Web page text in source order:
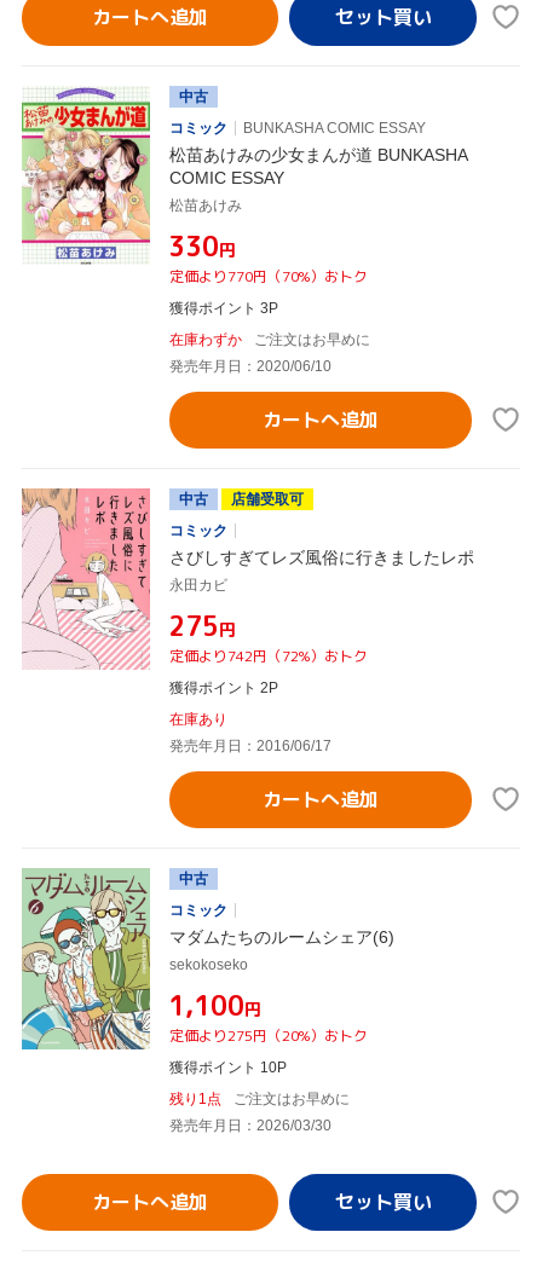
カートへ追加
中古
コミック
BUNKASHA COMIC ESSAY
松苗あけみの少女まんが道 BUNKASHA
COMIC ESSAY
松苗あけみ
¥330円
定価より770円（70%）おトク
獲得ポイント 3P
在庫わずか
ご注文はお早めに
発売年月日：2020/06/10
カートへ追加
中古
店舗受取可
コミック
さびしすぎてレズ風俗に行きましたレポ
永田カビ
¥275円
定価より742円（72%）おトク
獲得ポイント 2P
在庫あり
発売年月日：2016/06/17
カートへ追加
中古
コミック
マダムたちのルームシェア(6)
sekokoseko
¥1,100円
定価より275円（20%）おトク
獲得ポイント 10P
残り1点
ご注文はお早めに
発売年月日：2026/03/30
カートへ追加